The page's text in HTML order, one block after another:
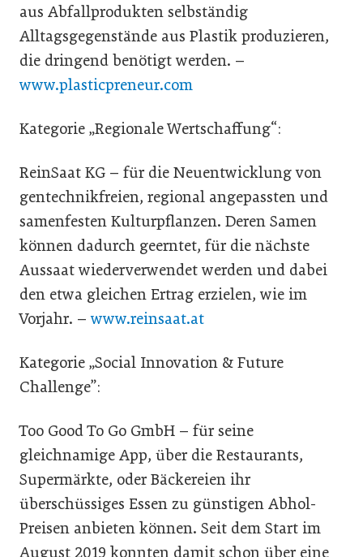
aus Abfallprodukten selbständig
Alltagsgegenstände aus Plastik produzieren,
die dringend benötigt werden. –
www.plasticpreneur.com
Kategorie „Regionale Wertschaffung“:
ReinSaat KG – für die Neuentwicklung von
gentechnikfreien, regional angepassten und
samenfesten Kulturpflanzen. Deren Samen
können dadurch geerntet, für die nächste
Aussaat wiederverwendet werden und dabei
den etwa gleichen Ertrag erzielen, wie im
Vorjahr. –www.reinsaat.at
Kategorie „Social Innovation & Future
Challenge”:
Too Good To Go GmbH – für seine
gleichnamige App, über die Restaurants,
Supermärkte, oder Bäckereien ihr
überschüssiges Essen zu günstigen Abhol-
Preisen anbieten können. Seit dem Start im
August 2019 konnten damit schon über eine